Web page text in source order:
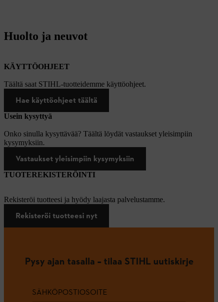
Huolto ja neuvot
KÄYTTÖOHJEET
Täältä saat STIHL-tuotteidemme käyttöohjeet.
Hae käyttöohjeet täältä
Usein kysyttyä
Onko sinulla kysyttävää? Täältä löydät vastaukset yleisimpiin
kysymyksiin.
Vastaukset yleisimpiin kysymyksiin
TUOTEREKISTERÖINTI
Rekisteröi tuotteesi ja hyödy laajasta palvelustamme.
Rekisteröi tuotteesi nyt
Pysy ajan tasalla – tilaa STIHL uutiskirje
SÄHKÖPOSTIOSOITE